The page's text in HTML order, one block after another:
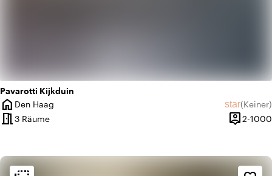
Pavarotti Kijkduin
home
Ort
Den Haag star(Keiner)
Keine
meeting_room3 Räume person_pin
Kapazität
2-1000
Ambiente und Ästhetik